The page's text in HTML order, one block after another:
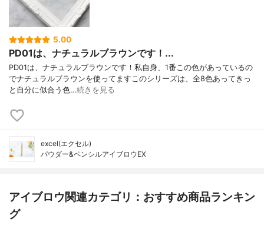
5.00
PD01は、ナチュラルブラウンです！...
PD01は、ナチュラルブラウンです！私自身、1番この色があっているの
でナチュラルブラウンを使ってますこのシリーズは、全8色あってきっ
と自分に似合う色…続きを見る
excel(エクセル)
パウダー&ペンシルアイブロウEX
アイブロウ関連カテゴリ：おすすめ商品ランキン
グ